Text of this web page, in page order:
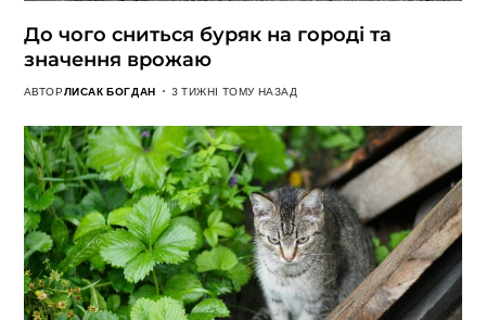
До чого сниться буряк на городі та
значення врожаю
АВТОРЛИСАК БОГДАН 3 ТИЖНІ ТОМУ НАЗАД